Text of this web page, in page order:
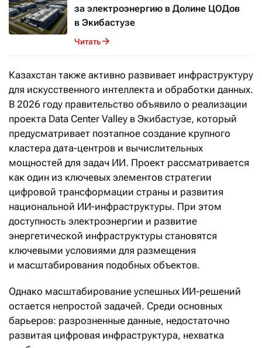
за электроэнергию в Долине ЦОДов
в Экибастузе
Читать
Казахстан также активно развивает инфраструктуру
для искусственного интеллекта и обработки данных.
В 2026 году правительство объявило о реализации
проекта Data Center Valley в Экибастузе, который
предусматривает поэтапное создание крупного
кластера дата-центров и вычислительных
мощностей для задач ИИ. Проект рассматривается
как один из ключевых элементов стратегии
цифровой трансформации страны и развития
национальной ИИ-инфраструктуры. При этом
доступность электроэнергии и развитие
энергетической инфраструктуры становятся
ключевыми условиями для размещения
и масштабирования подобных объектов.
Однако масштабирование успешных ИИ-решений
остается непростой задачей. Среди основных
барьеров: разрозненные данные, недостаточно
развитая цифровая инфраструктура, нехватка